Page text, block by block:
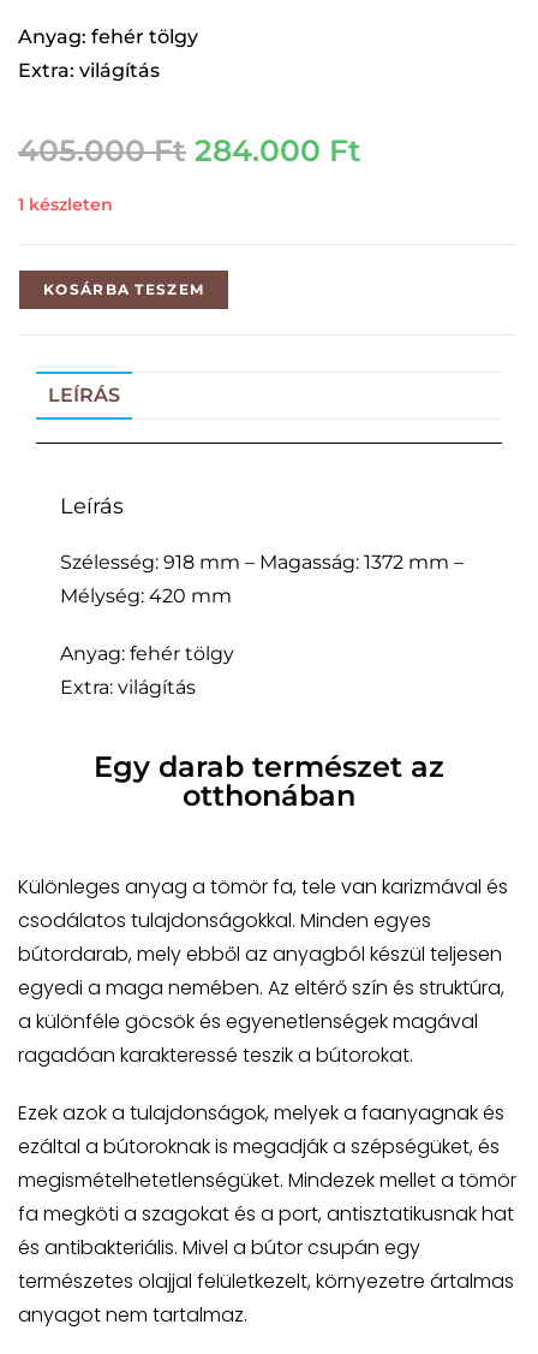
Anyag: fehér tölgy
Extra: világítás
405.000Ft 284.000 Ft
1 készleten
KOSÁRBA TESZEM
LEÍRÁS
Leírás
Szélesség: 918 mm – Magasság: 1372 mm –
Mélység: 420 mm
Anyag: fehér tölgy
Extra: világítás
Egy darab természet az
otthonában
Különleges anyag a tömör fa, tele van karizmával és
csodálatos tulajdonságokkal. Minden egyes
bútordarab, mely ebből az anyagból készül teljesen
egyedi a maga nemében. Az eltérő szín és struktúra,
a különféle göcsök és egyenetlenségek magával
ragadóan karakteressé teszik a bútorokat.
Ezek azok a tulajdonságok, melyek a faanyagnak és
ezáltal a bútoroknak is megadják a szépségüket, és
megismételhetetlenségüket. Mindezek mellet a tömör
fa megköti a szagokat és a port, antisztatikusnak hat
és antibakteriális. Mivel a bútor csupán egy
természetes olajjal felületkezelt, környezetre ártalmas
anyagot nem tartalmaz.